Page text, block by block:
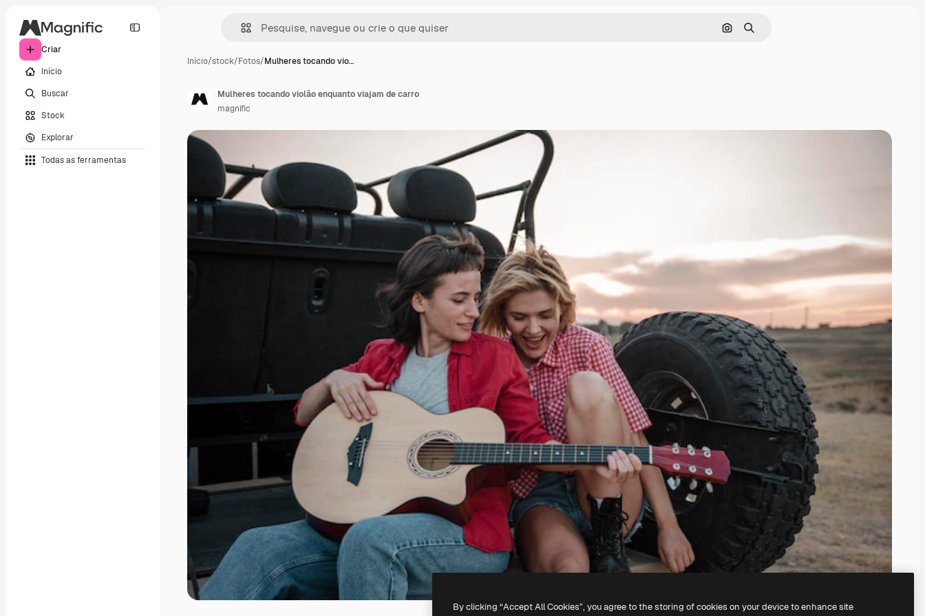
Criar
Início
Buscar
Stock
Explorar
Todas as ferramentas
Pesquisar por imagem
Buscar
Início/stock/Fotos/Mulheres tocando vio…
Mulheres tocando violão enquanto viajam de carro
magnific
By clicking “Accept All Cookies”, you agree to the storing of cookies on your device to enhance site